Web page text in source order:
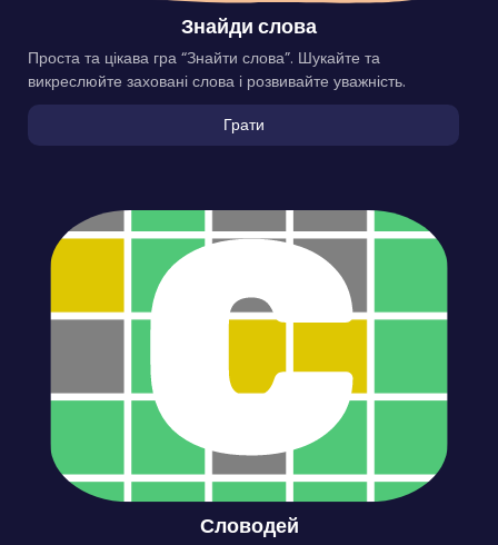
Знайди слова
Проста та цікава гра “Знайти слова”. Шукайте та
викреслюйте заховані слова і розвивайте уважність.
Грати
Словодей